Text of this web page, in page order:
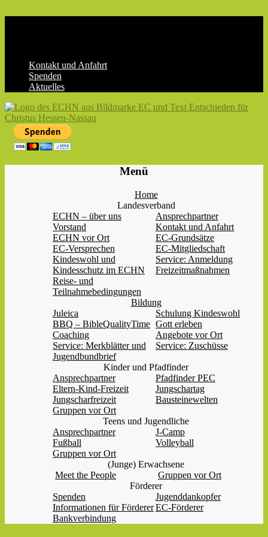
Kontakt und Anfahrt
Spenden
Aktuelles
ECHN
EC-
Menü
Home
Landesverband
ECHN – über uns
Ansprechpartner
Vorstand
Kontakt und Anfahrt
ECHN vor Ort
EC-Grundsätze
EC-Versprechen
EC-Mitgliedschaft
Kindeswohl und
Kindesschutz im ECHN
Service: Anmeldung
Freizeitmaßnahmen
Reise- und
Teilnahmebedingungen
Bildung
Juleica
Schulung Kindeswohl
BBQ – BibleQualityTime Gott erleben
Coaching
Angebote vor Ort
Service: Merkblätter und
Jugendbundbrief
Service: Zuschüsse
Kinder und Pfadfinder
Ansprechpartner
Pfadfinder PEC
Eltern-Kind-Freizeit
Jungschartag
Jungscharfreizeit
Bausteinewelten
Gruppen vor Ort
Teens und Jugendliche
Ansprechpartner
J-Camp
Fußball
Volleyball
Gruppen vor Ort
(Junge) Erwachsene
Meet the People
Gruppen vor Ort
Förderer
Spenden
Jugenddankopfer
Informationen für FördererEC-Förderer
Bankverbindung